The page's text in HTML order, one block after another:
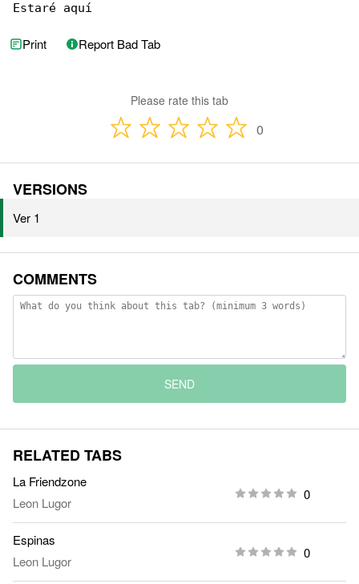
Estaré aquí
Print Report Bad Tab
Please rate this tab
0
VERSIONS
Ver 1
COMMENTS
SEND
RELATED TABS
La Friendzone
Leon Lugor
0
Espinas
Leon Lugor
0